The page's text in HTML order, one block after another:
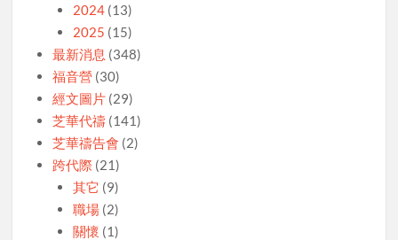
2024(13)
2025 (15)
最新消息 (348)
福音營 (30)
經文圖片 (29)
芝華代禱 (141)
芝華禱告會 (2)
跨代際 (21)
其它 (9)
職場(2)
關懷 (1)